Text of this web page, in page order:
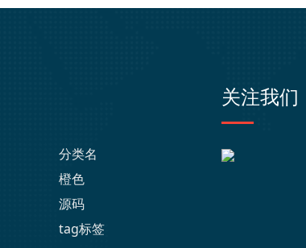
分类名
橙色
源码
tag标签
关注我们